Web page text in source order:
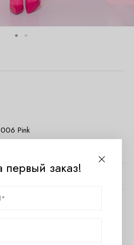
Pink
первый заказ!